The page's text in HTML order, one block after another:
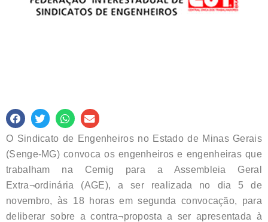
O Sindicato de Engenheiros no Estado de Minas Gerais
(Senge-MG) convoca os engenheiros e engenheiras que
trabalham na Cemig para a Assembleia Geral
Extra¬ordinária (AGE), a ser realizada no dia 5 de
novembro, às 18 horas em segunda convocação, para
deliberar sobre a contra¬proposta a ser apresentada à